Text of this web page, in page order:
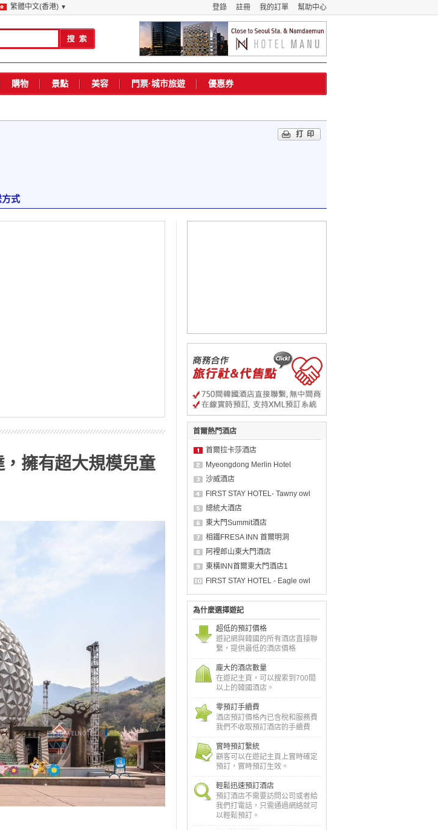
幫助中心
我的訂單
註冊
登錄
繁體中文(香港) ▼
購物 景點 美容 門票·城市旅遊 優惠券
打印
式
擁有超大規模兒童
首爾熱門酒店
首爾拉卡莎酒店
Myeongdong Merlin Hotel
沙威酒店
FIRST STAY HOTEL- Tawny owl
總統大酒店
東大門Summit酒店
相鐵FRESA INN 首爾明洞
阿裡郎山東大門酒店
東橫INN首爾東大門酒店1
FIRST STAY HOTEL - Eagle owl
為什麼選擇遊記
超低的預訂價格
遊記網與韓國的所有酒店直接聯
繫，提供最低的酒店價格
龐大的酒店數量
在遊記主頁，可以搜索到700間
以上的韓國酒店。
零預訂手續費
酒店預訂價格內已含稅和服務費
我們不收取預訂酒店的手續費
實時預訂繫統
顧客可以在遊記主頁上實時確定
預訂，實時預訂生效。
輕鬆迅速預訂酒店
預訂酒店不需要訪問公司或者給
我們打電話，只需通過網絡就可
以輕鬆預訂。